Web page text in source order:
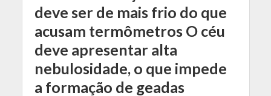
deve ser de mais frio do que
acusam termômetros O céu
deve apresentar alta
nebulosidade, o que impede
a formação de geadas